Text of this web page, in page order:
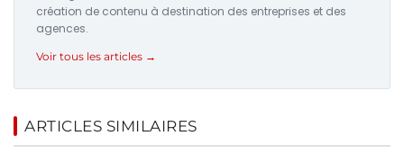
création de contenu à destination des entreprises et des
agences.
Voir tous les articles →
ARTICLES SIMILAIRES